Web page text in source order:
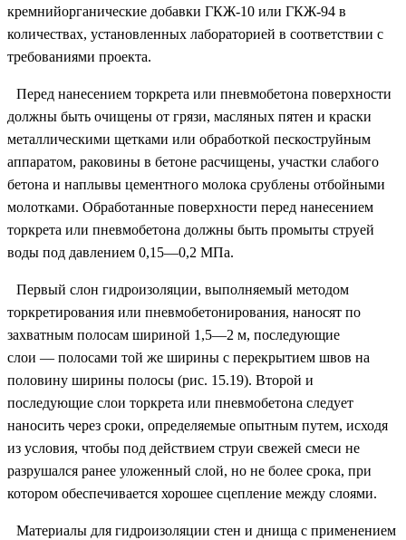
кремнийорганические добавки ГКЖ-10 или ГКЖ-94 в
количествах, установленных лабораторией в соответствии с
требованиями проекта.
Перед нанесением торкрета или пневмобетона поверхности
должны быть очищены от грязи, масляных пятен и краски
металлическими щетками или обработкой пескоструйным
аппаратом, раковины в бетоне расчищены, участки слабого
бетона и наплывы цементного молока срублены отбойными
молотками. Обработанные поверхности перед нанесением
торкрета или пневмобетона должны быть промыты струей
воды под давлением 0,15—0,2 МПа.
Первый слон гидроизоляции, выполняемый методом
торкретирования или пневмобетонирования, наносят по
захватным полосам шириной 1,5—2 м, последующие
слои — полосами той же ширины с перекрытием швов на
половину ширины полосы (рис. 15.19). Второй и
последующие слои торкрета или пневмобетона следует
наносить через сроки, определяемые опытным путем, исходя
из условия, чтобы под действием струи свежей смеси не
разрушался ранее уложенный слой, но не более срока, при
котором обеспечивается хорошее сцепление между слоями.
Материалы для гидроизоляции стен и днища с применением